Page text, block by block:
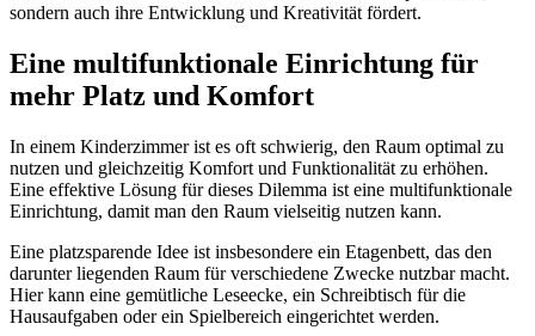
sondern auch ihre Entwicklung und Kreativität fördert.
Eine multifunktionale Einrichtung für
mehr Platz und Komfort
In einem Kinderzimmer ist es oft schwierig, den Raum optimal zu
nutzen und gleichzeitig Komfort und Funktionalität zu erhöhen.
Eine effektive Lösung für dieses Dilemma ist eine multifunktionale
Einrichtung, damit man den Raum vielseitig nutzen kann.
Eine platzsparende Idee ist insbesondere ein Etagenbett, das den
darunter liegenden Raum für verschiedene Zwecke nutzbar macht.
Hier kann eine gemütliche Leseecke, ein Schreibtisch für die
Hausaufgaben oder ein Spielbereich eingerichtet werden.